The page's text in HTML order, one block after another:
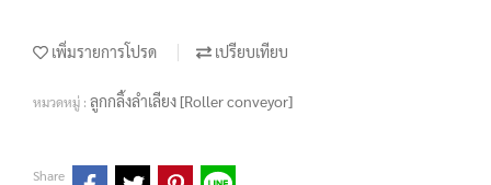
เพิ่มรายการโปรด เปรียบเทียบ
หมวดหมู่ : ลูกกลิ้งลำเลียง [Roller conveyor]
Share